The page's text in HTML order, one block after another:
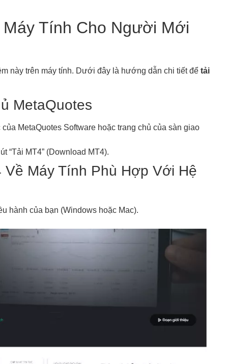
Tính Cho Người Mới
này trên máy tính. Dưới đây là hướng dẫn chi tiết để tải
MetaQuotes
MetaQuotes Software hoặc trang chủ của sàn giao
“Tải MT4” (Download MT4).
Máy Tính Phù Hợp Với Hệ
hành của bạn (Windows hoặc Mac).